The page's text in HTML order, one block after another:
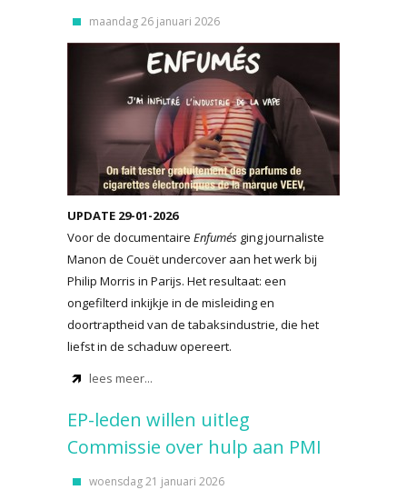
maandag 26 januari 2026
UPDATE 29-01-2026
Voor de documentaire Enfumés ging journaliste
Manon de Couët undercover aan het werk bij
Philip Morris in Parijs. Het resultaat: een
ongefilterd inkijkje in de misleiding en
doortraptheid van de tabaksindustrie, die het
liefst in de schaduw opereert.
lees meer...
EP-leden willen uitleg
Commissie over hulp aan PMI
woensdag 21 januari 2026